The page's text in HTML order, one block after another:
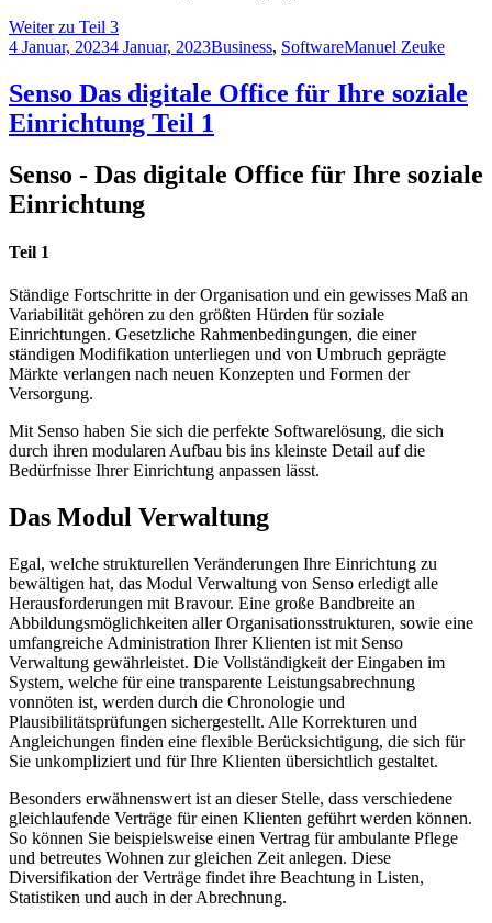
Weiter zu Teil 3
4 Januar, 20234 Januar, 2023Business, SoftwareManuel Zeuke
Senso Das digitale Office für Ihre soziale
Einrichtung Teil 1
Senso - Das digitale Office für Ihre soziale
Einrichtung
Teil 1
Ständige Fortschritte in der Organisation und ein gewisses Maß an
Variabilität gehören zu den größten Hürden für soziale
Einrichtungen. Gesetzliche Rahmenbedingungen, die einer
ständigen Modifikation unterliegen und von Umbruch geprägte
Märkte verlangen nach neuen Konzepten und Formen der
Versorgung.
Mit Senso haben Sie sich die perfekte Softwarelösung, die sich
durch ihren modularen Aufbau bis ins kleinste Detail auf die
Bedürfnisse Ihrer Einrichtung anpassen lässt.
Das Modul Verwaltung
Egal, welche strukturellen Veränderungen Ihre Einrichtung zu
bewältigen hat, das Modul Verwaltung von Senso erledigt alle
Herausforderungen mit Bravour. Eine große Bandbreite an
Abbildungsmöglichkeiten aller Organisationsstrukturen, sowie eine
umfangreiche Administration Ihrer Klienten ist mit Senso
Verwaltung gewährleistet. Die Vollständigkeit der Eingaben im
System, welche für eine transparente Leistungsabrechnung
vonnöten ist, werden durch die Chronologie und
Plausibilitätsprüfungen sichergestellt. Alle Korrekturen und
Angleichungen finden eine flexible Berücksichtigung, die sich für
Sie unkompliziert und für Ihre Klienten übersichtlich gestaltet.
Besonders erwähnenswert ist an dieser Stelle, dass verschiedene
gleichlaufende Verträge für einen Klienten geführt werden können.
So können Sie beispielsweise einen Vertrag für ambulante Pflege
und betreutes Wohnen zur gleichen Zeit anlegen. Diese
Diversifikation der Verträge findet ihre Beachtung in Listen,
Statistiken und auch in der Abrechnung.